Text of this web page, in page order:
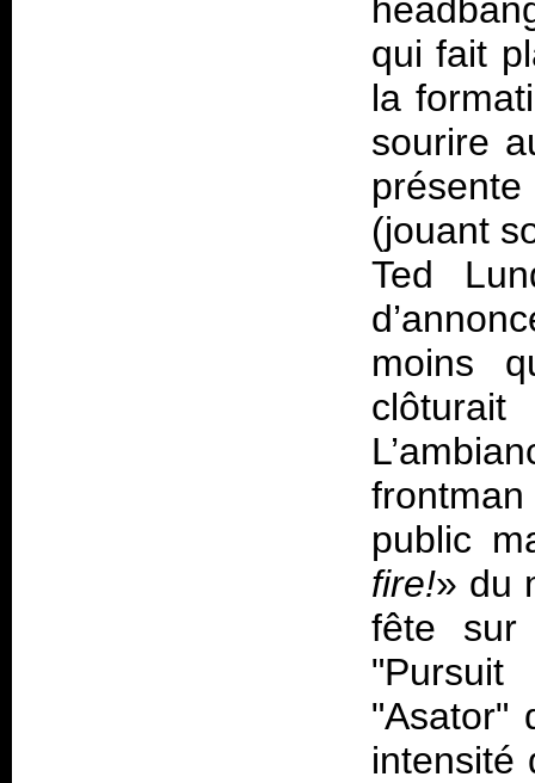
qui fait
la
sourire
(jouant
Ted
moins
public
fire!» du
fête sur
"Asator"
intensité